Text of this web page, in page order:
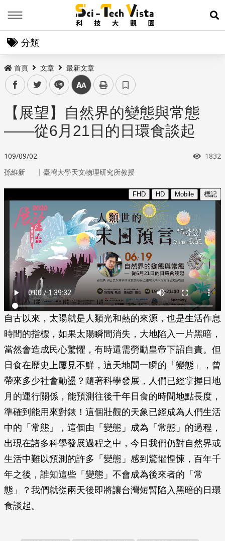
展
分類
首頁 文章 最新文章
facebooktwitter line 中
【展望】自然界的變態與常態
——從6月21日的日環食談起
109/09/02 瀏覽
1832
孫維新 ｜ 臺灣大學天文物理研究所教授
自古以來，太陽就是人類光和熱的來源，也是生活作息
時間的指標，如果太陽瞬間消失，大地陷入一片黑暗，
當然會造成民心驚懼，有時還需勞動皇帝下詔自責。但
日食在歷史上屢見不鮮，這天地間一瞬的「變態」，曾
帶來多少社會動盪？隨著科學發展，人們已經掌握日地
月的運行關係，能預測往後千年日食的時間地點長度，
準確到能用來對錶！這個壯觀的天象已經成為人們生活
中的「常態」，這個由「變態」成為「常態」的過程，
出現在諸多科學發展過程之中，今日我們仍對自然界或
生活中難以預測的許多「變態」感到驚懼惶悚，百年千
年之後，誰知這些「變態」不會成為後來者的「常
態」？我們就從兩天後即將讓台灣短暫陷入黑暗的日環
食談起。